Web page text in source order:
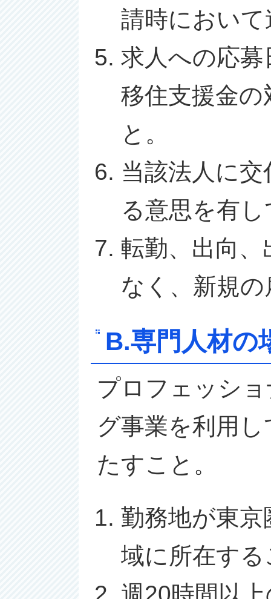
請時におい
求人への応
移住支援金
と。
当該法人に
る意思を有
転勤、出向
なく、新規
B.専門人材の
プロフェッシ
グ事業を利用
たすこと。
勤務地が東
域に所在す
週20時間以